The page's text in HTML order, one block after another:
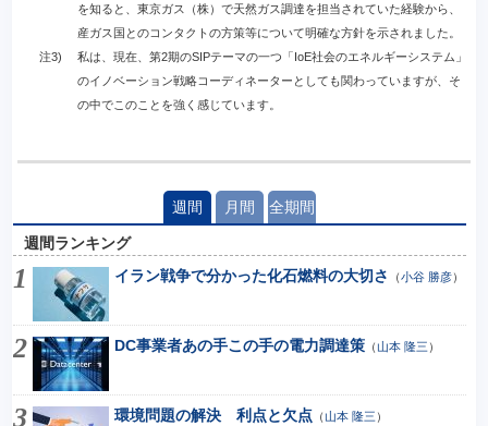
を知ると、東京ガス（株）で天然ガス調達を担当されていた経験から、
産ガス国とのコンタクトの方策等について明確な方針を示されました。
注3)
私は、現在、第2期のSIPテーマの一つ「IoE社会のエネルギーシステム」
のイノベーション戦略コーディネーターとしても関わっていますが、そ
の中でこのことを強く感じています。
週間 月間 全期間
週間ランキング
イラン戦争で分かった化石燃料の大切さ
（小谷 勝彦）
DC事業者あの手この手の電力調達策（山本 隆三 ）
環境問題の解決 利点と欠点 （山本 隆三 ）